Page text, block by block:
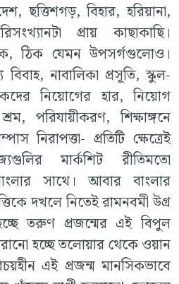
ছত্তিশগড়, বিহার, হরিয়ানা,
প্রায় কাছাকাছি।
ঠিক যেমন উপসর্গগুলোও।
নাবালিকা প্রসূতি, স্কুল-
নিয়োগের হার, নিয়োগ
পরিযায়ীকরণ, শিক্ষাঙ্গনে
নিরাপত্তা- প্রতিটি ক্ষেত্রেই
মার্কশিট রীতিমতো
সাথে। আবার বাংলার
দখলে নিতেই রামনবমী উগ্র
তরুণ প্রজন্মের এই বিপুল
হচ্ছে তলোয়ার থেকে ওয়ান
এই প্রজন্ম মানসিকভাবে